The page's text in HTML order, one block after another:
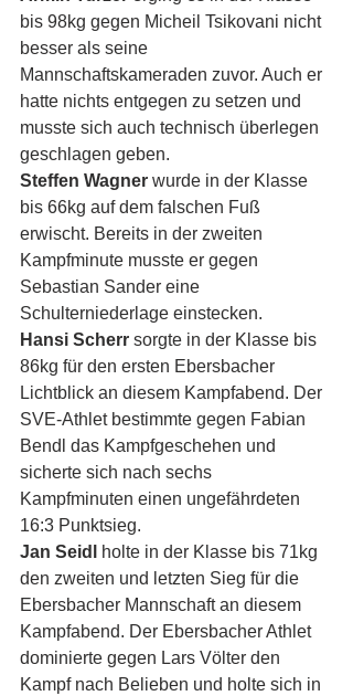
bis 98kg gegen Micheil Tsikovani nicht
besser als seine
Mannschaftskameraden zuvor. Auch er
hatte nichts entgegen zu setzen und
musste sich auch technisch überlegen
geschlagen geben.
Steffen Wagner wurde in der Klasse
bis 66kg auf dem falschen Fuß
erwischt. Bereits in der zweiten
Kampfminute musste er gegen
Sebastian Sander eine
Schulterniederlage einstecken.
Hansi Scherr sorgte in der Klasse bis
86kg für den ersten Ebersbacher
Lichtblick an diesem Kampfabend. Der
SVE-Athlet bestimmte gegen Fabian
Bendl das Kampfgeschehen und
sicherte sich nach sechs
Kampfminuten einen ungefährdeten
16:3 Punktsieg.
Jan Seidl
holte in der Klasse bis 71kg
den zweiten und letzten Sieg für die
Ebersbacher Mannschaft an diesem
Kampfabend. Der Ebersbacher Athlet
dominierte gegen Lars Völter den
Kampf nach Belieben und holte sich in